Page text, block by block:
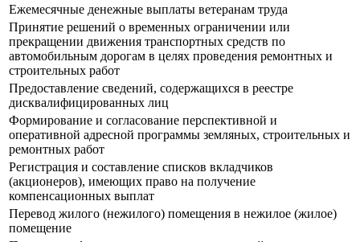
Ежемесячные денежные выплаты ветеранам труда
Принятие решений о временных ограничении или
прекращении движения транспортных средств по
автомобильным дорогам в целях проведения ремонтных и
строительных работ
Предоставление сведений, содержащихся в реестре
дисквалифицированных лиц
Формирование и согласование перспективной и
оперативной адресной программы земляных, строительных и
ремонтных работ
Регистрация и составление списков вкладчиков
(акционеров), имеющих право на получение
компенсационных выплат
Перевод жилого (нежилого) помещения в нежилое (жилое)
помещение